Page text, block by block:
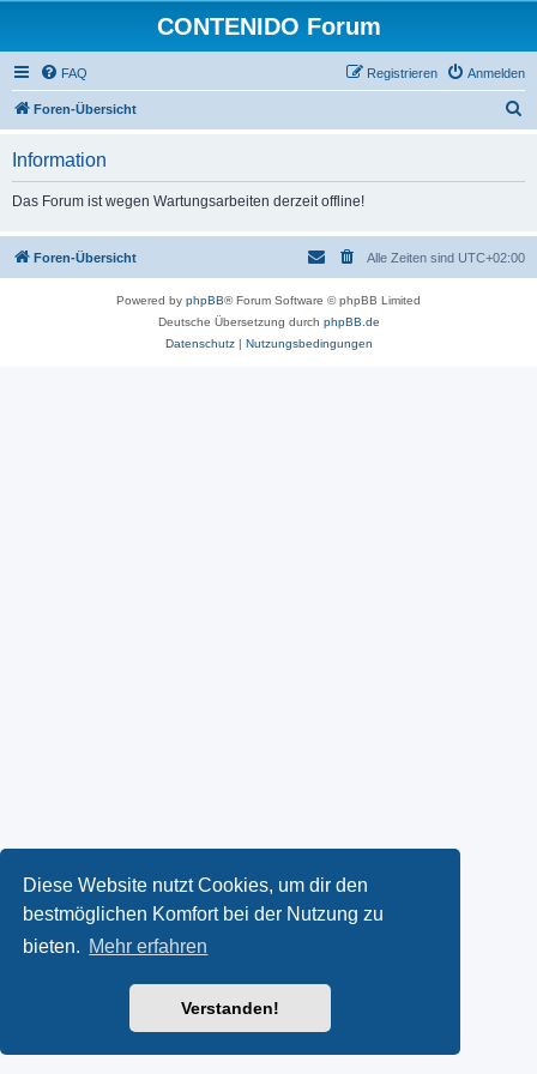
Diese Website nutzt Cookies, um dir den
bestmöglichen Komfort bei der Nutzung zu
bieten. Mehr erfahren
Verstanden!
CONTENIDO Forum
FAQ Anmelden
Registrieren
Foren-Übersicht
Information
Das Forum ist wegen Wartungsarbeiten derzeit offline!
Foren-Übersicht Alle Zeiten sind UTC+02:00
Powered by phpBB® Forum Software © phpBB Limited
Deutsche Übersetzung durch phpBB.de
Datenschutz| Nutzungsbedingungen